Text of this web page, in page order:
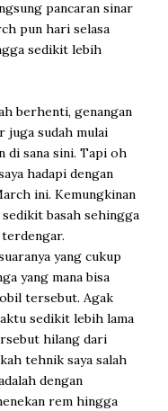
pancaran sinar
pun hari selasa
sedikit lebih
berhenti, genangan
sudah mulai
di sana sini. Tapi oh
hadapi dengan
ini. Kemungkinan
basah sehingga
terdengar.
yang cukup
yang mana bisa
tersebut. Agak
sedikit lebih lama
hilang dari
tehnik saya salah
dengan
rem hingga